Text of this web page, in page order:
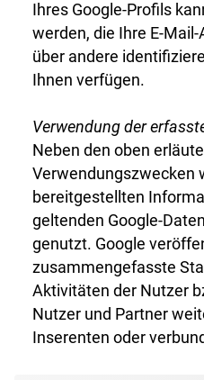
Ihres Google-Profils
werden, die Ihre E-
über andere
Ihnen verfügen.
Verwendung der
Neben den oben
Verwendungszwecken
bereitgestellten
geltenden Google-
genutzt. Google
zusammengefasste
Aktivitäten der Nutzer
Nutzer und Partner
Inserenten oder